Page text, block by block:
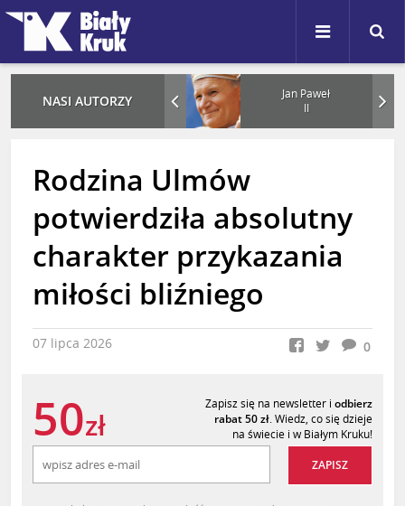
NASI AUTORZY
Nawrocki
Jan Paweł
II
Rodzina Ulmów
potwierdziła absolutny
charakter przykazania
miłości bliźniego
07 lipca 2026 0
50zł
Zapisz się na newsletter i odbierz
rabat 50 zł . Wiedz, co się dzieje
na świecie i w Białym Kruku!
ZAPISZ